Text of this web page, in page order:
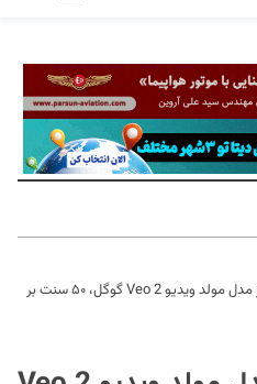
هزینه استفاده از مدل مولد ویدیو Veo 2 گوگل، ۵۰ سنت بر